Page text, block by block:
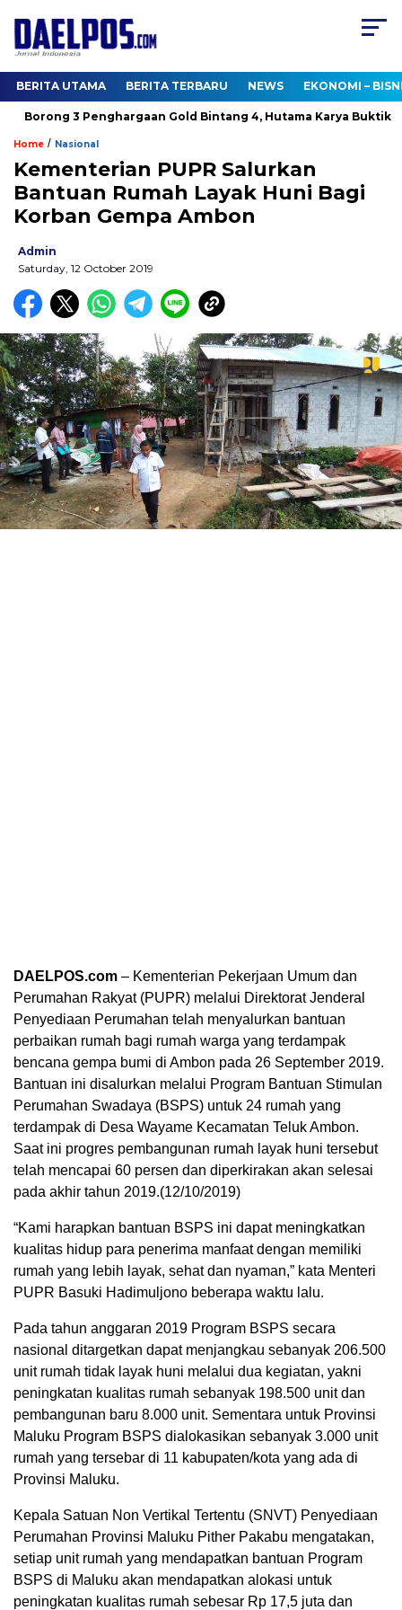
BERITA UTAMA BERITA TERBARU NEWS EKONOMI –
Borong 3 Penghargaan Gold Bintang 4, Hutama Karya Buktikan
Home / Nasional
Kementerian PUPR Salurkan
Bantuan Rumah Layak Huni Bagi
Korban Gempa Ambon
Admin
Saturday, 12 October 2019
DAELPOS.com – Kementerian Pekerjaan Umum dan
Perumahan Rakyat (PUPR) melalui Direktorat Jenderal
Penyediaan Perumahan telah menyalurkan bantuan
perbaikan rumah bagi rumah warga yang terdampak
bencana gempa bumi di Ambon pada 26 September 2019.
Bantuan ini disalurkan melalui Program Bantuan Stimulan
Perumahan Swadaya (BSPS) untuk 24 rumah yang
terdampak di Desa Wayame Kecamatan Teluk Ambon.
Saat ini progres pembangunan rumah layak huni tersebut
telah mencapai 60 persen dan diperkirakan akan selesai
pada akhir tahun 2019.(12/10/2019)
“Kami harapkan bantuan BSPS ini dapat meningkatkan
kualitas hidup para penerima manfaat dengan memiliki
rumah yang lebih layak, sehat dan nyaman,” kata Menteri
PUPR Basuki Hadimuljono beberapa waktu lalu.
Pada tahun anggaran 2019 Program BSPS secara
nasional ditargetkan dapat menjangkau sebanyak 206.500
unit rumah tidak layak huni melalui dua kegiatan, yakni
peningkatan kualitas rumah sebanyak 198.500 unit dan
pembangunan baru 8.000 unit. Sementara untuk Provinsi
Maluku Program BSPS dialokasikan sebanyak 3.000 unit
rumah yang tersebar di 11 kabupaten/kota yang ada di
Provinsi Maluku.
Kepala Satuan Non Vertikal Tertentu (SNVT) Penyediaan
Perumahan Provinsi Maluku Pither Pakabu mengatakan,
setiap unit rumah yang mendapatkan bantuan Program
BSPS di Maluku akan mendapatkan alokasi untuk
peningkatan kualitas rumah sebesar Rp 17,5 juta dan